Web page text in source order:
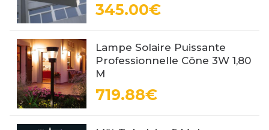
345.00€
Lampe Solaire Puissante
Professionnelle Cône 3W 1,80
M
719.88€